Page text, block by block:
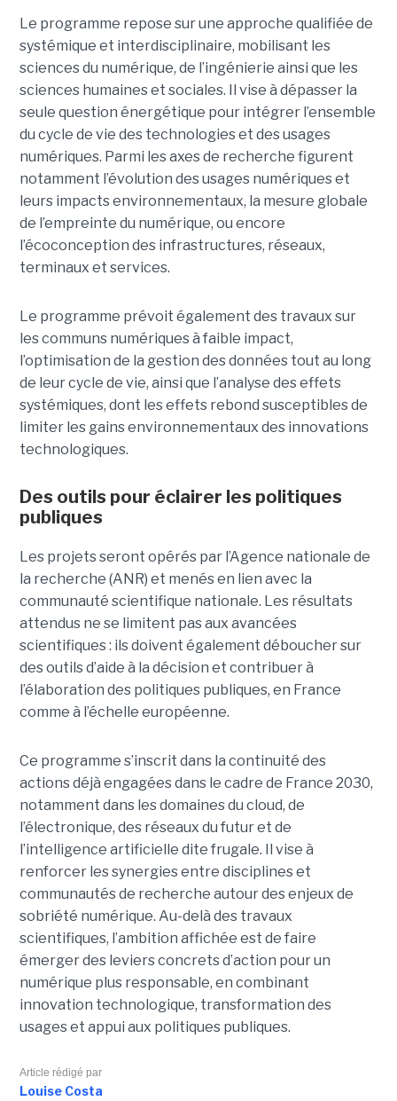
Le programme repose sur une approche qualifiée de
systémique et interdisciplinaire, mobilisant les
sciences du numérique, de l’ingénierie ainsi que les
sciences humaines et sociales. Il vise à dépasser la
seule question énergétique pour intégrer l’ensemble
du cycle de vie des technologies et des usages
numériques. Parmi les axes de recherche figurent
notamment l’évolution des usages numériques et
leurs impacts environnementaux, la mesure globale
de l’empreinte du numérique, ou encore
l’écoconception des infrastructures, réseaux,
terminaux et services.
Le programme prévoit également des travaux sur
les communs numériques à faible impact,
l’optimisation de la gestion des données tout au long
de leur cycle de vie, ainsi que l’analyse des effets
systémiques, dont les effets rebond susceptibles de
limiter les gains environnementaux des innovations
technologiques.
Des outils pour éclairer les politiques
publiques
Les projets seront opérés par l’Agence nationale de
la recherche (ANR) et menés en lien avec la
communauté scientifique nationale. Les résultats
attendus ne se limitent pas aux avancées
scientifiques : ils doivent également déboucher sur
des outils d’aide à la décision et contribuer à
l’élaboration des politiques publiques, en France
comme à l’échelle européenne.
Ce programme s’inscrit dans la continuité des
actions déjà engagées dans le cadre de France 2030,
notamment dans les domaines du cloud, de
l’électronique, des réseaux du futur et de
l’intelligence artificielle dite frugale. Il vise à
renforcer les synergies entre disciplines et
communautés de recherche autour des enjeux de
sobriété numérique. Au-delà des travaux
scientifiques, l’ambition affichée est de faire
émerger des leviers concrets d’action pour un
numérique plus responsable, en combinant
innovation technologique, transformation des
usages et appui aux politiques publiques.
Article rédigé par
Louise Costa